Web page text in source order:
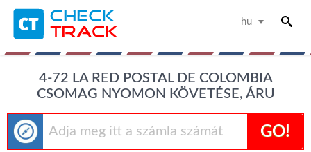
hu
4-72 LA RED POSTAL DE COLOMBIA
CSOMAG NYOMON KÖVETÉSE, ÁRU
GO!